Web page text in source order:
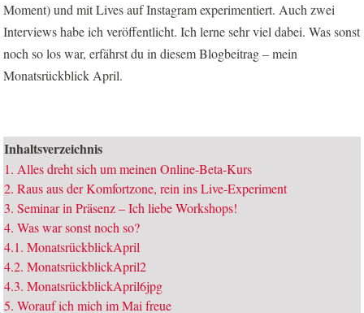
Moment) und mit Lives auf Instagram experimentiert. Auch zwei
Interviews habe ich veröffentlicht. Ich lerne sehr viel dabei. Was sonst
noch so los war, erfährst du in diesem Blogbeitrag – mein
Monatsrückblick April.
Inhaltsverzeichnis
1. Alles dreht sich um meinen Online-Beta-Kurs
2. Raus aus der Komfortzone, rein ins Live-Experiment
3. Seminar in Präsenz – Ich liebe Workshops!
4. Was war sonst noch so?
4.1. MonatsrückblickApril
4.2. MonatsrückblickApril2
4.3. MonatsrückblickApril6jpg
5. Worauf ich mich im Mai freue